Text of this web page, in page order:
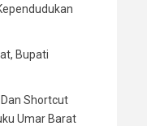
Bupati
Shortcut
Umar Barat